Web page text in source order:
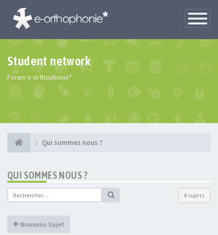
Toggle
Student network
Forum e-orthophonie*
Qui sommes nous ?
QUI SOMMES NOUS ?
6 sujets
Nouveau Sujet